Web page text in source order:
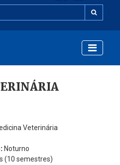
Veterinária
Noturno
(10 semestres)